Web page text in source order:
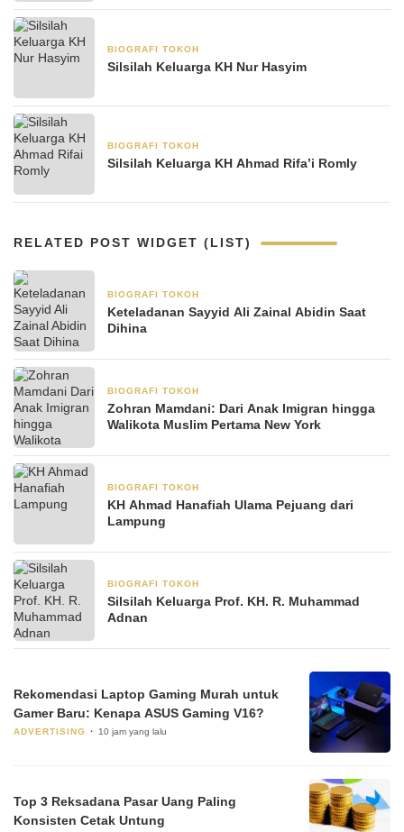
BIOGRAFI TOKOH
Silsilah Keluarga KH Nur Hasyim
BIOGRAFI TOKOH
Silsilah Keluarga KH Ahmad Rifa’i Romly
RELATED POST WIDGET (LIST)
BIOGRAFI TOKOH
Keteladanan Sayyid Ali Zainal Abidin Saat
Dihina
BIOGRAFI TOKOH
Zohran Mamdani: Dari Anak Imigran hingga
Walikota Muslim Pertama New York
BIOGRAFI TOKOH
KH Ahmad Hanafiah Ulama Pejuang dari
Lampung
BIOGRAFI TOKOH
Silsilah Keluarga Prof. KH. R. Muhammad
Adnan
Rekomendasi Laptop Gaming Murah untuk
Gamer Baru: Kenapa ASUS Gaming V16?
ADVERTISING 10 jam yang lalu
Top 3 Reksadana Pasar Uang Paling
Konsisten Cetak Untung